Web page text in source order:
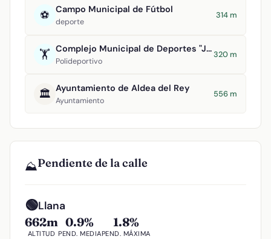
⚽ Campo Municipal de Fútbol
deporte
314 m
🏋️ Complejo Municipal de Deportes "Julián Álvarez de Uribarri"
Polideportivo
320 m
🏛️ Ayuntamiento de Aldea del Rey
Ayuntamiento
556 m
⛰️Pendiente de la calle
🟢Llana
662m
ALTITUD
0.9%
PEND. MEDIA
1.8%
PEND. MÁXIMA